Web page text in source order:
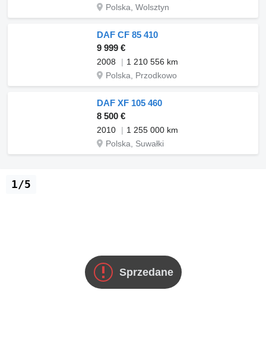
Polska, Wolsztyn
DAF CF 85 410
9 999 €
2008
1 210 556 km
Polska, Przodkowo
DAF XF 105 460
8 500 €
2010
1 255 000 km
Polska, Suwałki
Sprzedane
1/5